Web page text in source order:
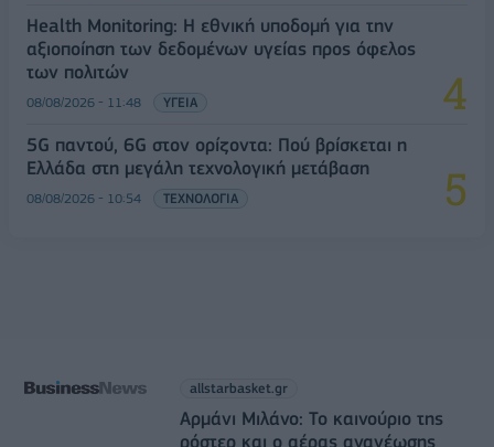
Health Monitoring: Η εθνική υποδομή για την
αξιοποίηση των δεδομένων υγείας προς όφελος
των πολιτών
08/08/2026 - 11:48 ΥΓΕΙΑ
5G παντού, 6G στον ορίζοντα: Πού βρίσκεται η
Ελλάδα στη μεγάλη τεχνολογική μετάβαση
08/08/2026 - 10:54 ΤΕΧΝΟΛΟΓΙΑ
allstarbasket.gr
Αρμάνι Μιλάνο: Το καινούριο της
ρόστερ και ο αέρας ανανέωσης